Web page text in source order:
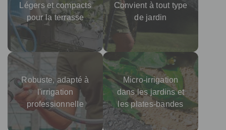
Légers et compacts
pour la terrasse
Convient à tout type
de jardin
Robuste, adapté à
l'irrigation
professionnelle
Micro-irrigation
dans les jardins et
les plates-bandes